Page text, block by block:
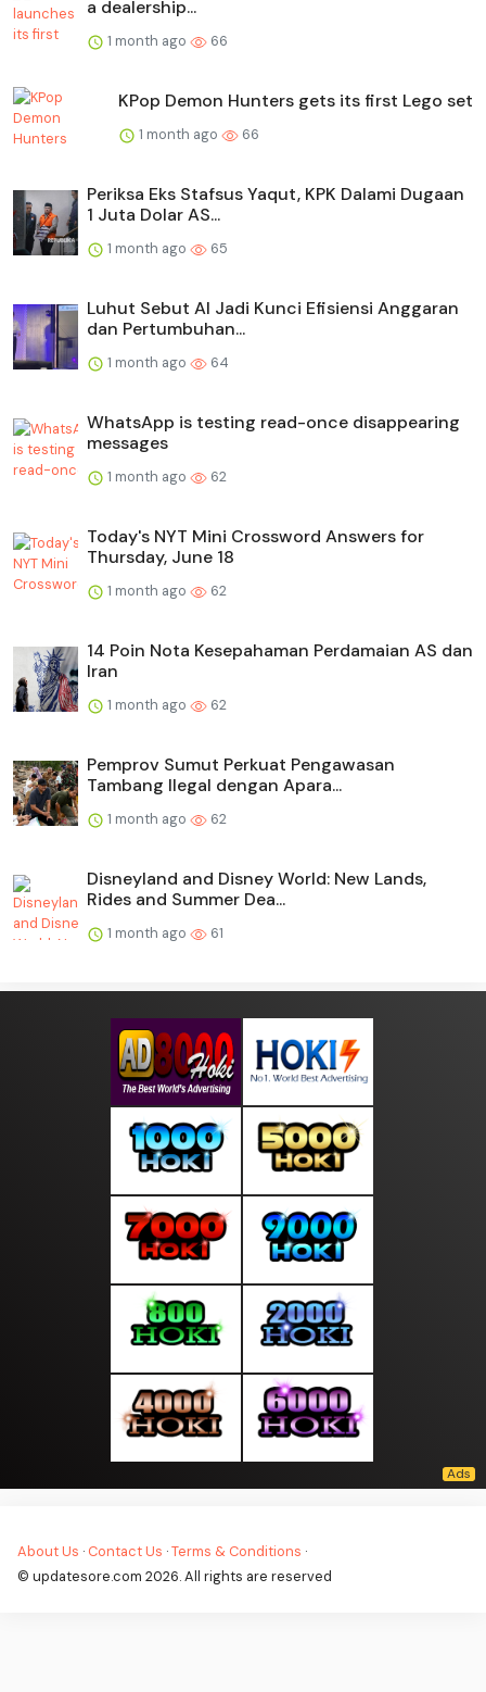
a dealership...
1 month ago 66
KPop Demon Hunters gets its first Lego set
1 month ago 66
Periksa Eks Stafsus Yaqut, KPK Dalami Dugaan
1 Juta Dolar AS...
1 month ago 65
Luhut Sebut AI Jadi Kunci Efisiensi Anggaran
dan Pertumbuhan...
1 month ago 64
WhatsApp is testing read-once disappearing
messages
1 month ago 62
Today's NYT Mini Crossword Answers for
Thursday, June 18
1 month ago 62
14 Poin Nota Kesepahaman Perdamaian AS dan
Iran
1 month ago 62
Pemprov Sumut Perkuat Pengawasan
Tambang Ilegal dengan Apara...
1 month ago 62
Disneyland and Disney World: New Lands,
Rides and Summer Dea...
1 month ago 61
About Us · Contact Us ·Terms & Conditions ·
© updatesore.com 2026. All rights are reserved